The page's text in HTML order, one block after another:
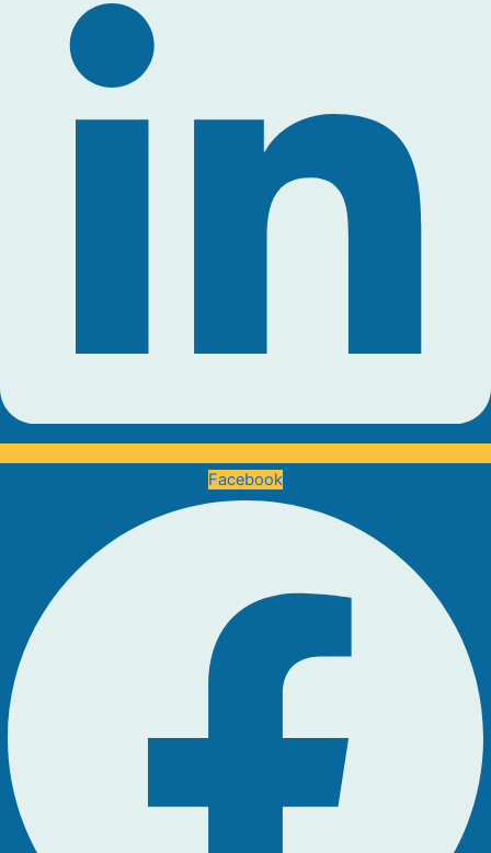
Facebook